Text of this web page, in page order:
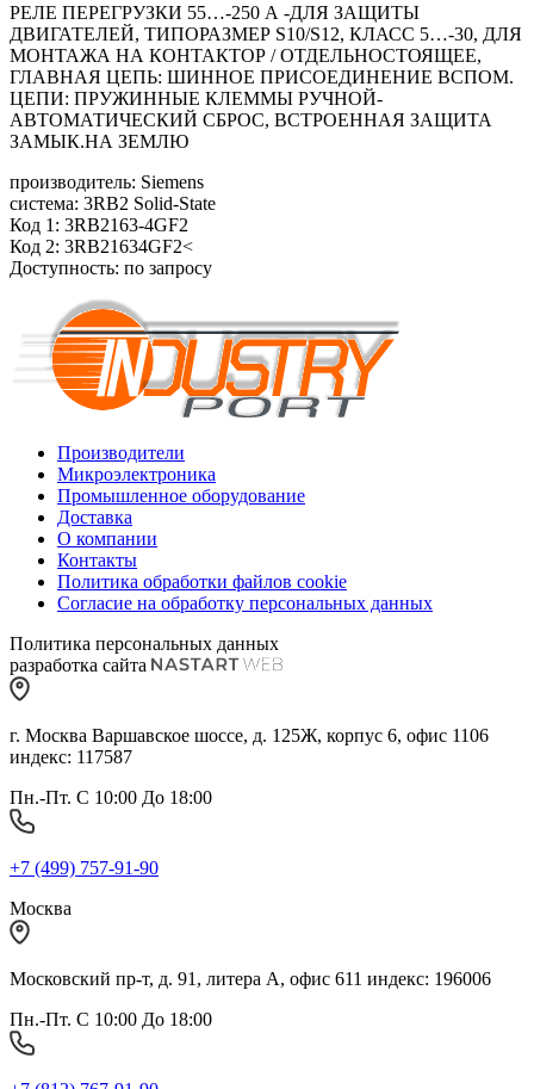
РЕЛЕ ПЕРЕГРУЗКИ 55…-250 A -ДЛЯ ЗАЩИТЫ
ДВИГАТЕЛЕЙ, ТИПОРАЗМЕР S10/S12, КЛАСС 5…-30, ДЛЯ
МОНТАЖА НА КОНТАКТОР / ОТДЕЛЬНОСТОЯЩЕЕ,
ГЛАВНАЯ ЦЕПЬ: ШИННОЕ ПРИСОЕДИНЕНИЕ ВСПОМ.
ЦЕПИ: ПРУЖИННЫЕ КЛЕММЫ РУЧНОЙ-
АВТОМАТИЧЕСКИЙ СБРОС, ВСТРОЕННАЯ ЗАЩИТА
ЗАМЫК.НА ЗЕМЛЮ
производитель: Siemens
система: 3RB2 Solid-State
Код 1: 3RB2163-4GF2
Код 2: 3RB21634GF2<
Доступность: по запросу
Производители
Микроэлектроника
Промышленное оборудование
Доставка
О компании
Контакты
Политика обработки файлов cookie
Согласие на обработку персональных данных
Политика персональных данных
разработка сайта
г. Москва Варшавское шоссе, д. 125Ж, корпус 6, офис 1106
индекс: 117587
Пн.-Пт. С 10:00 До 18:00
+7 (499) 757-91-90
Москва
Московский пр-т, д. 91, литера А, офис 611 индекс: 196006
Пн.-Пт. С 10:00 До 18:00